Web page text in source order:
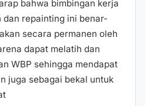
bahwa bimbingan kerja
dan repainting ini benar-
secara permanen oleh
dapat melatih dan
WBP sehingga mendapat
juga sebagai bekal untuk